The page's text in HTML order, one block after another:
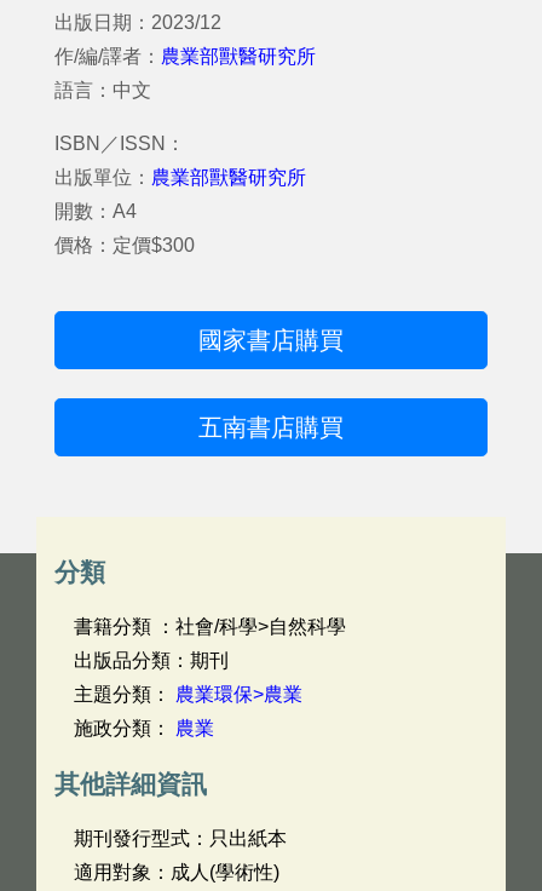
出版日期：2023/12
作/編/譯者： 農業部獸醫研究所
語言：中文
ISBN／ISSN：
出版單位： 農業部獸醫研究所
開數：A4
價格：定價$300
國家書店購買
五南書店購買
分類
書籍分類 ：社會/科學>自然科學
出版品分類：期刊
主題分類： 農業環保>農業
施政分類： 農業
其他詳細資訊
期刊發行型式：只出紙本
適用對象：成人(學術性)